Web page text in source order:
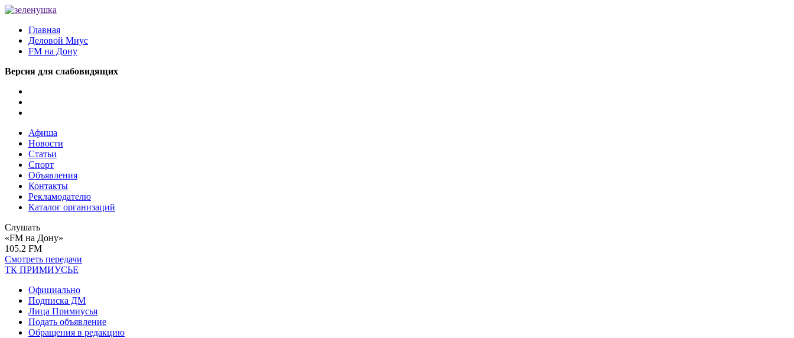
Главная
Деловой Миус
FM на Дону
Версия для слабовидящих
Афиша
Новости
Статьи
Спорт
Объявления
Контакты
Рекламодателю
Каталог организаций
Слушать
«FM на Дону»
105.2 FM
Смотреть передачи
ТК ПРИМИУСЬЕ
Официально
Подписка ДМ
Лица Примиусья
Подать объявление
Обращения в редакцию